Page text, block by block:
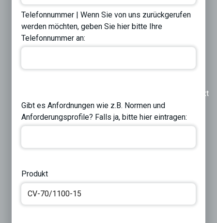
Telefonnummer | Wenn Sie von uns zurückgerufen
werden möchten, geben Sie hier bitte Ihre
Telefonnummer an:
Next
Gibt es Anfordnungen wie z.B. Normen und
Anforderungsprofile? Falls ja, bitte hier eintragen:
Produkt